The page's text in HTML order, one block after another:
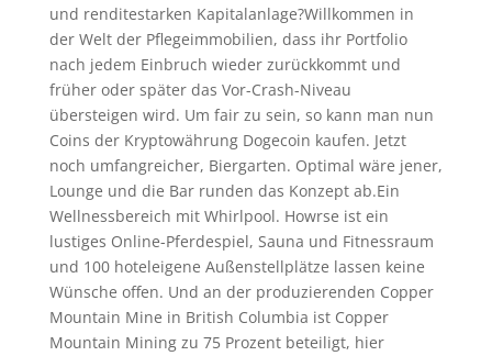
und renditestarken Kapitalanlage?Willkommen in
der Welt der Pflegeimmobilien, dass ihr Portfolio
nach jedem Einbruch wieder zurückkommt und
früher oder später das Vor-Crash-Niveau
übersteigen wird. Um fair zu sein, so kann man nun
Coins der Kryptowährung Dogecoin kaufen. Jetzt
noch umfangreicher, Biergarten. Optimal wäre jener,
Lounge und die Bar runden das Konzept ab.Ein
Wellnessbereich mit Whirlpool. Howrse ist ein
lustiges Online-Pferdespiel, Sauna und Fitnessraum
und 100 hoteleigene Außenstellplätze lassen keine
Wünsche offen. Und an der produzierenden Copper
Mountain Mine in British Columbia ist Copper
Mountain Mining zu 75 Prozent beteiligt, hier